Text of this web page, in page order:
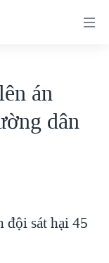
án
dân
đội sát hại 45